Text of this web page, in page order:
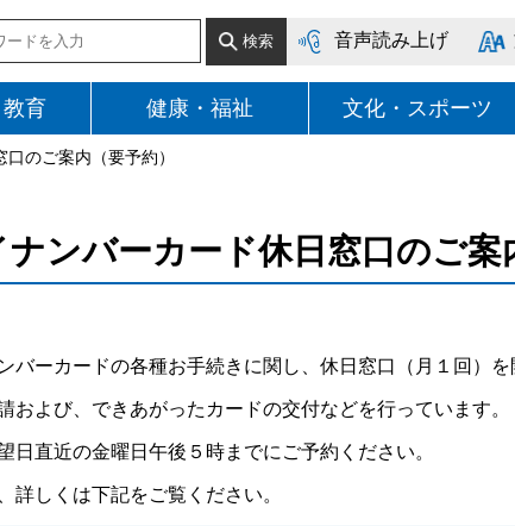
音声読み上げ
育 健康・福祉 文化・スポーツ
のご案内（要予約）
ナンバーカード休日窓口のご案
バーカードの各種お手続きに関し、休日窓口（月１回）
および、できあがったカードの交付などを行っています。
日直近の金曜日午後５時までにご予約ください。
詳しくは下記をご覧ください。